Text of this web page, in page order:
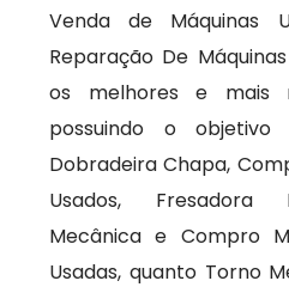
Venda de Máquinas
Reparação De
os melhores e mais
possuindo o
Dobradeira Chapa,
Usados, Fresadora
Mecânica e Compro
Usadas, quanto Torno